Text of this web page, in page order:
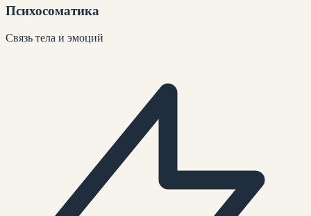
Психосоматика
Связь тела и эмоций